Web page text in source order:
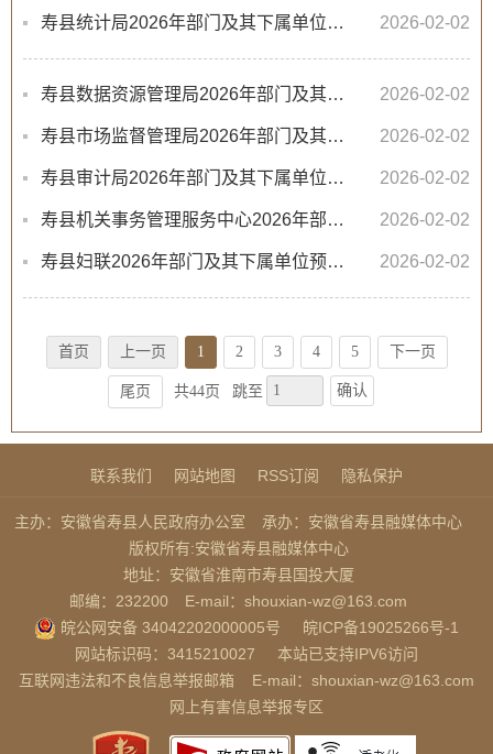
寿县统计局2026年部门及其下属单位预算及“三公”经费预算公开 2026-02-02
寿县数据资源管理局2026年部门及其下属单位预算及“三公”经费预算公开 2026-02-02
寿县市场监督管理局2026年部门及其下属单位预算及“三公”经费预算公开 2026-02-02
寿县审计局2026年部门及其下属单位预算及“三公”经费预算公开 2026-02-02
寿县机关事务管理服务中心2026年部门及其下属单位预算及“三公”经费预算公开 2026-02-02
寿县妇联2026年部门及其下属单位预算及“三公”经费预算公开 2026-02-02
首页 上一页 1 2 3 4 5 下一页
尾页 共44页 跳至 确认
联系我们 网站地图 RSS订阅 隐私保护
主办：安徽省寿县人民政府办公室
承办：安徽省寿县融媒体中心
版权所有:安徽省寿县融媒体中心
地址：安徽省淮南市寿县国投大厦
邮编：232200
E-mail：shouxian-wz@163.com
皖公网安备 34042202000005号
皖ICP备19025266号-1
网站标识码：3415210027
本站已支持IPV6访问
互联网违法和不良信息举报邮箱
E-mail：shouxian-wz@163.com
网上有害信息举报专区